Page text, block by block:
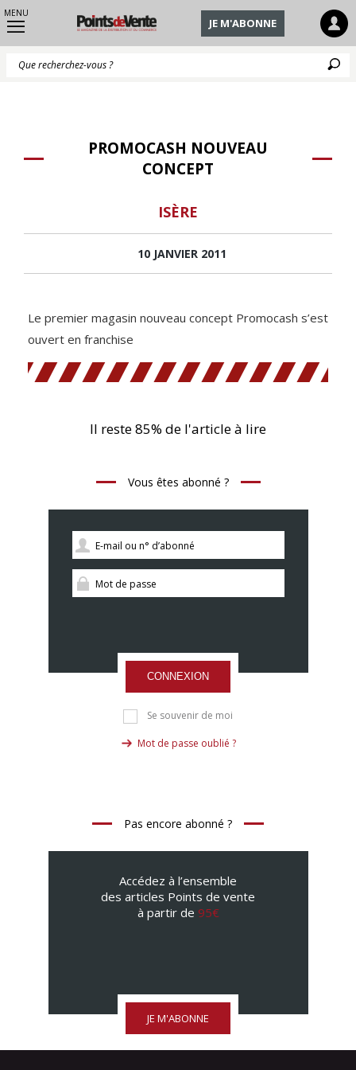
MENU
JE M'ABONNE
PROMOCASH NOUVEAU
CONCEPT
ISÈRE
10 JANVIER 2011
Le premier magasin nouveau concept Promocash s’est
ouvert en franchise
Il reste 85% de l'article à lire
Vous êtes abonné ?
CONNEXION
Se souvenir de moi
Mot de passe oublié ?
Pas encore abonné ?
Accédez à l’ensemble
des articles Points de vente
à partir de 95€
JE M'ABONNE